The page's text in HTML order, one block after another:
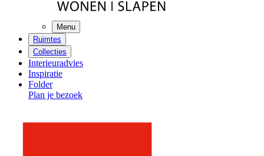
Menu
Ruimtes
Collecties
Interieuradvies
Inspiratie
Folder
Plan je bezoek